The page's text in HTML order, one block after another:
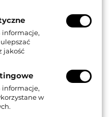
informacje,
jakość
informacje,
w